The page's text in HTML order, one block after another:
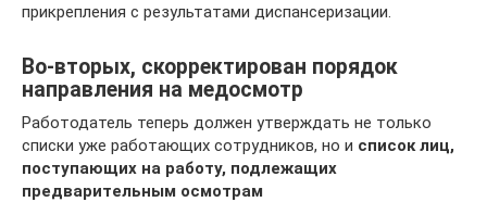
прикрепления с результатами диспансеризации.
Во-вторых, скорректирован порядок
направления на медосмотр
Работодатель теперь должен утверждать не только
списки уже работающих сотрудников, но и список лиц,
поступающих на работу, подлежащих
предварительным осмотрам